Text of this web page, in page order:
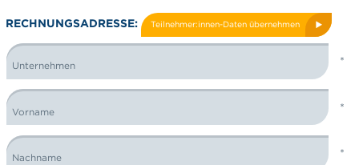
RECHNUNGSADRESSE: Teilnehmer:innen-Daten übernehmen
Unternehmen
Vorname
Nachname